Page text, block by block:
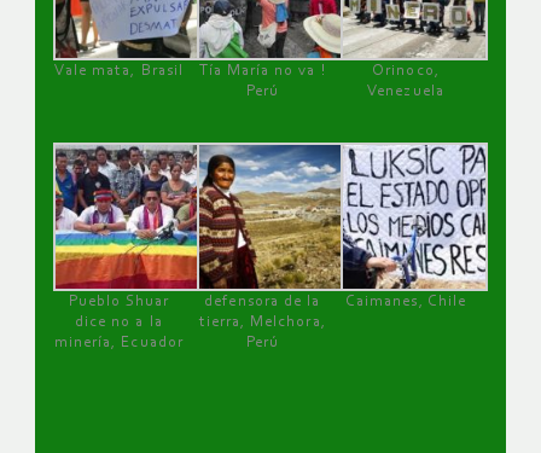
Vale mata, Brasil
Tía María no va !
Perú
Orinoco,
Venezuela
Pueblo Shuar
dice no a la
minería, Ecuador
defensora de la
tierra, Melchora,
Perú
Caimanes, Chile